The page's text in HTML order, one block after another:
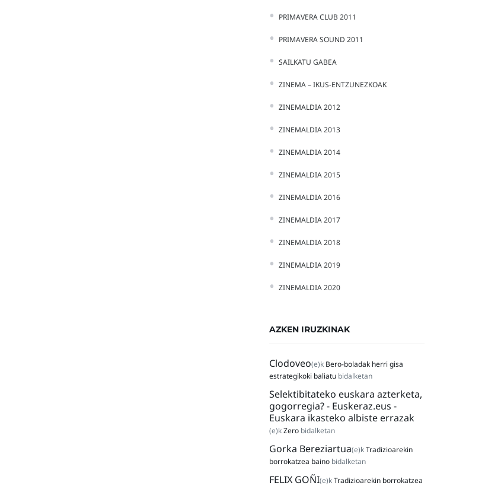
PRIMAVERA CLUB 2011
PRIMAVERA SOUND 2011
SAILKATU GABEA
ZINEMA – IKUS-ENTZUNEZKOAK
ZINEMALDIA 2012
ZINEMALDIA 2013
ZINEMALDIA 2014
ZINEMALDIA 2015
ZINEMALDIA 2016
ZINEMALDIA 2017
ZINEMALDIA 2018
ZINEMALDIA 2019
ZINEMALDIA 2020
AZKEN IRUZKINAK
Clodoveo(e)k Bero-boladak herri gisa
estrategikoki baliatubidalketan
Selektibitateko euskara azterketa,
gogorregia? - Euskeraz.eus -
Euskara ikasteko albiste errazak
(e)kZerobidalketan
Gorka Bereziartua(e)kTradizioarekin
borrokatzea bainobidalketan
FELIX GOÑI(e)kTradizioarekin borrokatzea